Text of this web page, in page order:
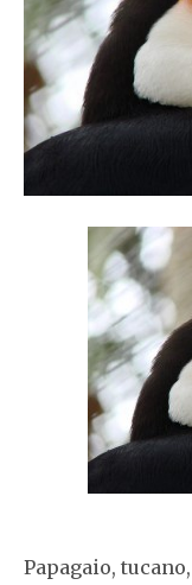
Papagaio,